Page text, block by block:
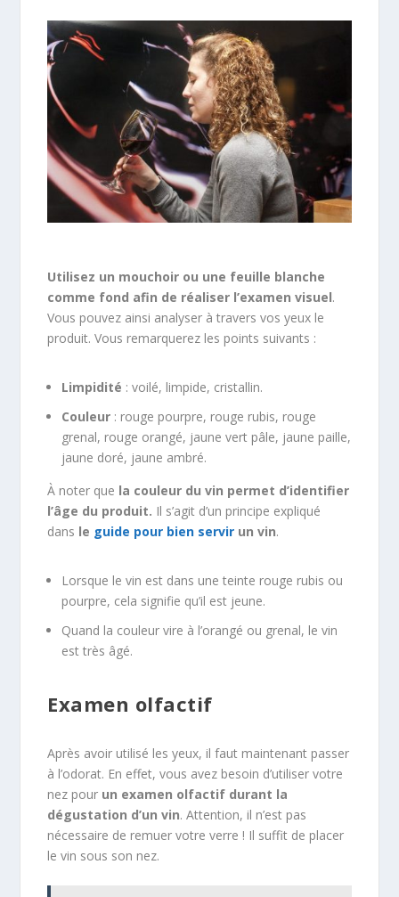
Utilisez un mouchoir ou une feuille blanche
comme fond afin de réaliser l’examen visuel.
Vous pouvez ainsi analyser à travers vos yeux le
produit. Vous remarquerez les points suivants :
Limpidité : voilé, limpide, cristallin.
Couleur : rouge pourpre, rouge rubis, rouge
grenal, rouge orangé, jaune vert pâle, jaune paille,
jaune doré, jaune ambré.
À noter que la couleur du vin permet d’identifier
l’âge du produit. Il s’agit d’un principe expliqué
dans le guide pour bien servir un vin.
Lorsque le vin est dans une teinte rouge rubis ou
pourpre, cela signifie qu’il est jeune.
Quand la couleur vire à l’orangé ou grenal, le vin
est très âgé.
Examen olfactif
Après avoir utilisé les yeux, il faut maintenant passer
à l’odorat. En effet, vous avez besoin d’utiliser votre
nez pour un examen olfactif durant la
dégustation d’un vin. Attention, il n’est pas
nécessaire de remuer votre verre ! Il suffit de placer
le vin sous son nez.